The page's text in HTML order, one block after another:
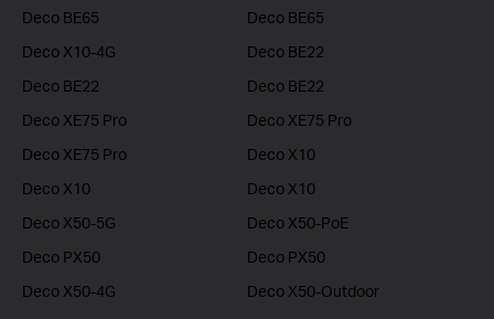
Deco BE65
Deco BE65
Deco X10-4G
Deco BE22
Deco BE22
Deco BE22
Deco XE75 Pro
Deco XE75 Pro
Deco XE75 Pro
Deco X10
Deco X10
Deco X10
Deco X50-5G
Deco X50-PoE
Deco PX50
Deco PX50
Deco X50-4G
Deco X50-Outdoor